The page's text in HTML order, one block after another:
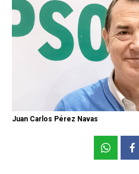
Juan Carlos Pérez Navas